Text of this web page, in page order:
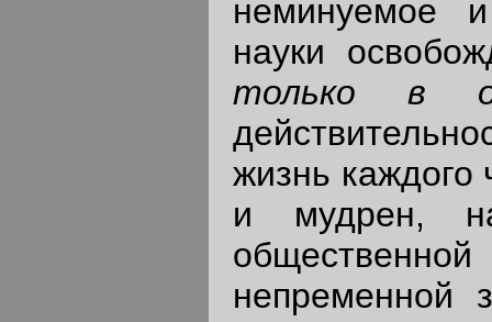
неминуемое
науки
только в
жизнь каждого
и мудрен,
непременной